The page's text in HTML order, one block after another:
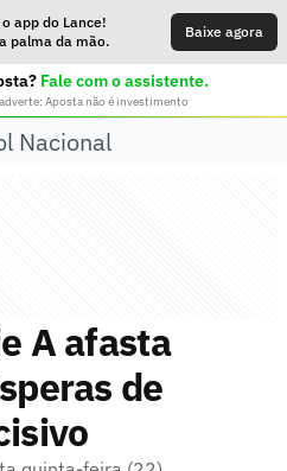
app do Lance!
palma da mão.
Baixe agora
Fale com o assistente.
Aposta não é investimento
Nacional
A afasta
de